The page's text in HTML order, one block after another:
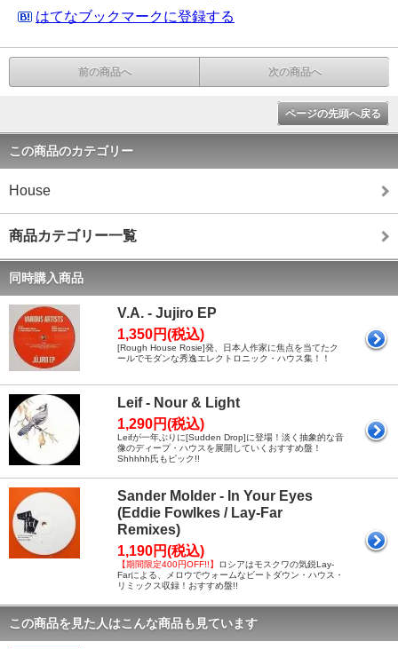
はてなブックマークに登録する
前の商品へ 次の商品へ
ページの先頭へ戻る
この商品のカテゴリー
House
商品カテゴリー一覧
同時購入商品
V.A. - Jujiro EP
1,350円(税込)
[Rough House Rosie]発、日本人作家に焦点を当てたク
ールでモダンな秀逸エレクトロニック・ハウス集！！
Leif - Nour & Light
1,290円(税込)
Leifが一年ぶりに[Sudden Drop]に登場！淡く抽象的な音
像のディープ・ハウスを展開していくおすすめ盤！
Shhhhh氏もピック!!
Sander Molder - In Your Eyes
(Eddie Fowlkes / Lay-Far
Remixes)
1,190円(税込)
【期間限定400円OFF!!】
ロシアはモスクワの気鋭Lay-
Farによる、メロウでウォームなビートダウン・ハウス・
リミックス収録！おすすめ盤!!
この商品を見た人はこんな商品も見ています